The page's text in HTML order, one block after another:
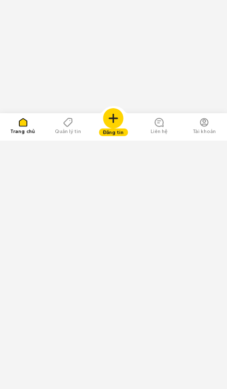
Trang chủ Quản lý tin Đăng tin Liên hệ Tài khoản